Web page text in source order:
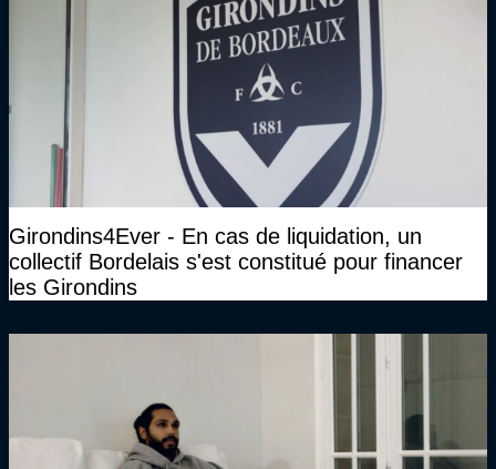
Girondins4Ever - En cas de liquidation, un
collectif Bordelais s'est constitué pour financer
les Girondins